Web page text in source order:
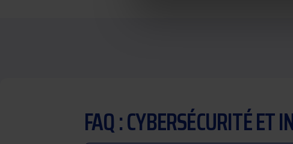
FAQ : CYBERSÉCURITÉ ET